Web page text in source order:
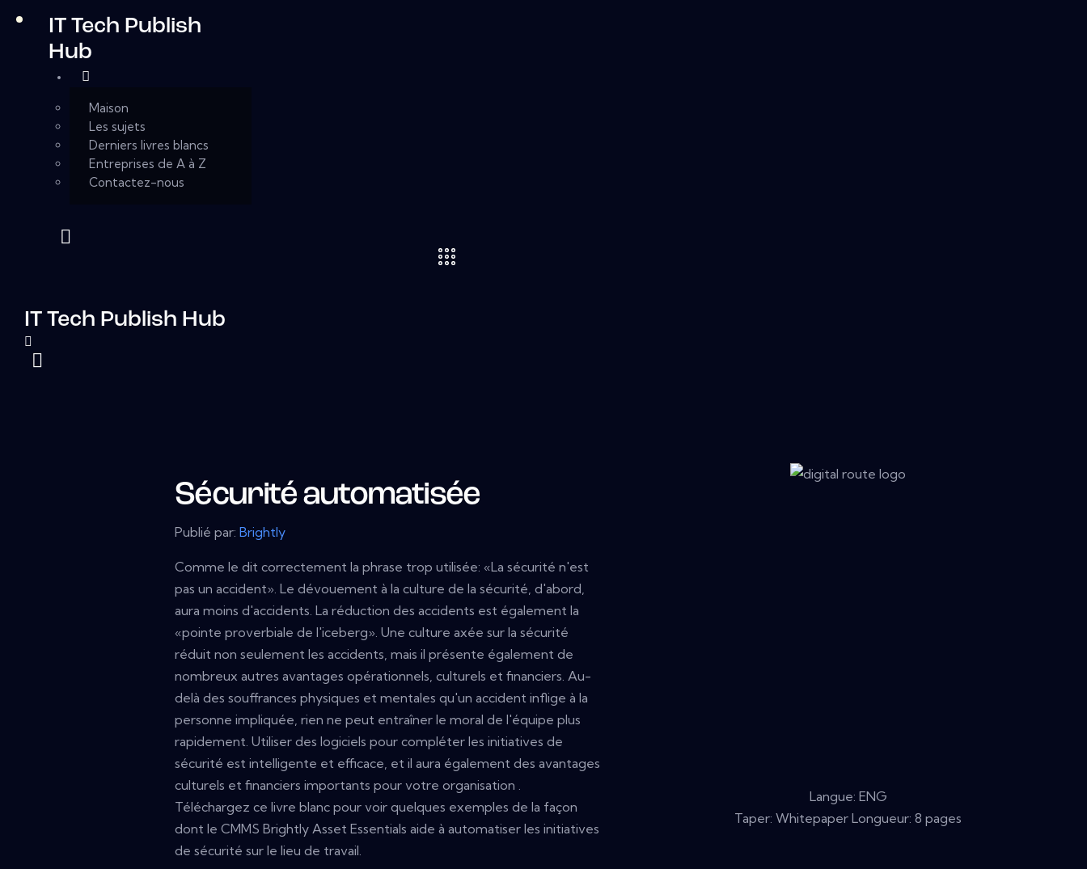
IT Tech Publish
Hub
Maison
Les sujets
Derniers livres blancs
Entreprises de A à Z
Contactez-nous
IT Tech Publish Hub
Sécurité automatisée
Publié par:Brightly
Comme le dit correctement la phrase trop utilisée: «La sécurité n'est
pas un accident». Le dévouement à la culture de la sécurité, d'abord,
aura moins d'accidents. La réduction des accidents est également la
«pointe proverbiale de l'iceberg». Une culture axée sur la sécurité
réduit non seulement les accidents, mais il présente également de
nombreux autres avantages opérationnels, culturels et financiers. Au-
delà des souffrances physiques et mentales qu'un accident inflige à la
personne impliquée, rien ne peut entraîner le moral de l'équipe plus
rapidement. Utiliser des logiciels pour compléter les initiatives de
sécurité est intelligente et efficace, et il aura également des avantages
culturels et financiers importants pour votre organisation .
Téléchargez ce livre blanc pour voir quelques exemples de la façon
dont le CMMS Brightly Asset Essentials aide à automatiser les initiatives
de sécurité sur le lieu de travail.
Langue: ENG
Taper: Whitepaper Longueur: 8 pages